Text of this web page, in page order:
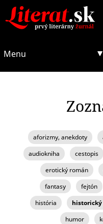
Menu
aforizmy, anekdoty
audiokniha
cestopis
erotický román
fantasy
fejtón
história
humor